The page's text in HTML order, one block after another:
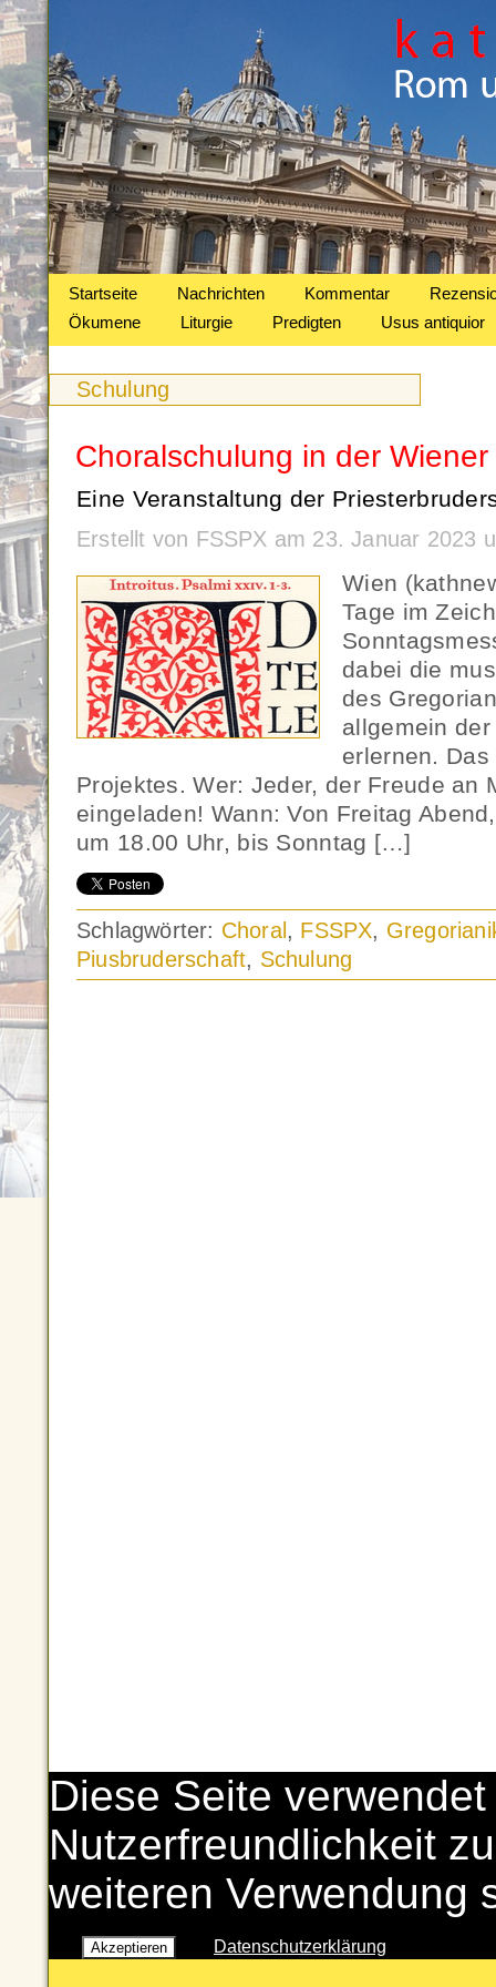
Startseite Nachrichten Kommentar
Ökumene
Liturgie Predigten Usus antiquior
Schulung
Choralschulung in der
Eine Veranstaltung der
Erstellt von FSSPX am 23. Januar 2023
Wien
Tage im
dabei die
des
allgemein
erlernen.
Projektes. Wer: Jeder, der Freude an
eingeladen! Wann: Von Freitag
um 18.00 Uhr, bis Sonntag […]
Schlagwörter: Choral , FSSPX,
Piusbruderschaft, Schulung
Diese Seite
Nutzerfreundlichkeit
weiteren Verwendung
Akzeptieren Datenschutzerklärung